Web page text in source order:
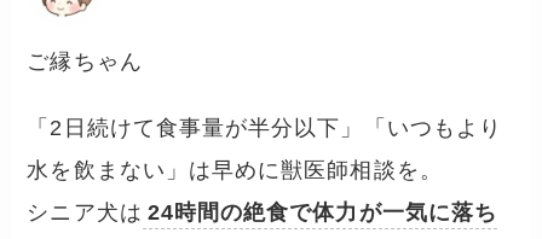
ご縁ちゃん
「2日続けて食事量が半分以下」「いつもより
水を飲まない」は早めに獣医師相談を。
シニア犬は 24時間の絶食で体力が一気に落ち